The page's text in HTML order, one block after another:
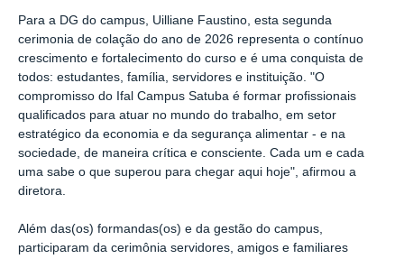
Para a DG do campus, Uilliane Faustino, esta segunda
cerimonia de colação do ano de 2026 representa o contínuo
crescimento e fortalecimento do curso e é uma conquista de
todos: estudantes, família, servidores e instituição. "O
compromisso do Ifal Campus Satuba é formar profissionais
qualificados para atuar no mundo do trabalho, em setor
estratégico da economia e da segurança alimentar - e na
sociedade, de maneira crítica e consciente. Cada um e cada
uma sabe o que superou para chegar aqui hoje", afirmou a
diretora.
Além das(os) formandas(os) e da gestão do campus,
participaram da cerimônia servidores, amigos e familiares